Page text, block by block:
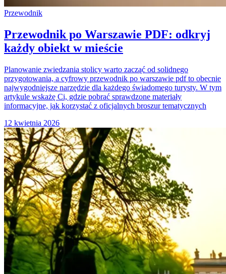
Przewodnik
Przewodnik po Warszawie PDF: odkryj
każdy obiekt w mieście
Planowanie zwiedzania stolicy warto zacząć od solidnego
przygotowania, a cyfrowy przewodnik po warszawie pdf to obecnie
najwygodniejsze narzędzie dla każdego świadomego turysty. W tym
artykule wskażę Ci, gdzie pobrać sprawdzone materiały
informacyjne, jak korzystać z oficjalnych broszur tematycznych
12 kwietnia 2026